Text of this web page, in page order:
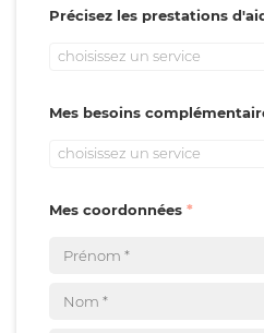
Précisez les prestations
choisissez un service
Mes besoins
choisissez un service
Mes coordonnées